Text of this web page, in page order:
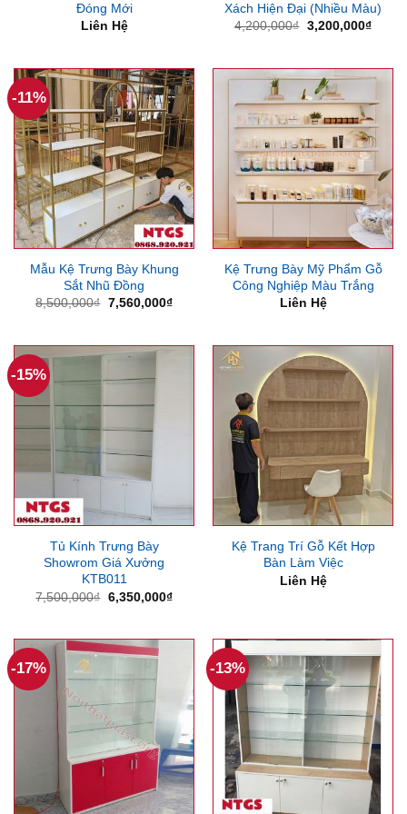
Đóng Mới
Liên Hệ
Xách Hiện Đại (Nhiều Màu)
4,200,000₫ Giá
3,200,000₫Giá
-11%
Mẫu Kệ Trưng Bày Khung
Sắt Nhũ Đồng
8,500,000₫ Giá
7,560,000₫Giá
7,560,000₫.
Kệ Trưng Bày Mỹ Phẩm Gỗ
Công Nghiệp Màu Trắng
Liên Hệ
-15%
Tủ Kính Trưng Bày
Showrom Giá Xưởng
KTB011
7,500,000₫ Giá
gốc
6,350,000₫Giá
6,350,000₫.
Kệ Trang Trí Gỗ Kết Hợp
Bàn Làm Việc
Liên Hệ
-17% -13%